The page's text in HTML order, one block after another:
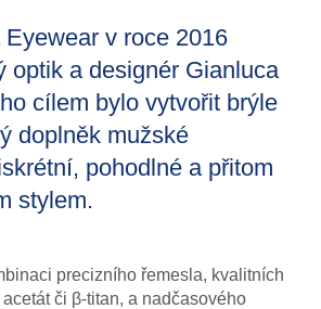
Eyewear v roce 2016
optik a designér Gianluca
cílem bylo vytvořit brýle
doplněk mužské
pohodlné a přitom
stylem.
precizního řemesla, kvalitních
či β-titan, a nadčasového